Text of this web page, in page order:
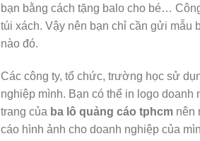
bạn bằng cách tặng balo cho bé…
túi xách. Vậy nên bạn chỉ cần gửi mẫu
nào đó.
Các công ty, tổ chức, trường học sử
nghiệp mình. Bạn có thể in logo
trang của ba lô quảng cáo tphcm nên
cáo hình ảnh cho doanh nghiệp của